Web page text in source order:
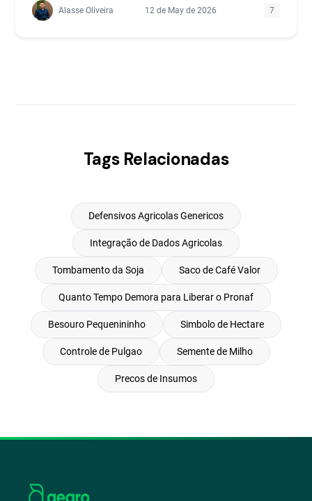
Alasse Oliveira 12 de May de 2026 7
Tags Relacionadas
Defensivos Agricolas Genericos
Integração de Dados Agricolas
Tombamento da Soja Saco de Café Valor
Quanto Tempo Demora para Liberar o Pronaf
Besouro Pequenininho Simbolo de Hectare
Controle de Pulgao Semente de Milho
Precos de Insumos